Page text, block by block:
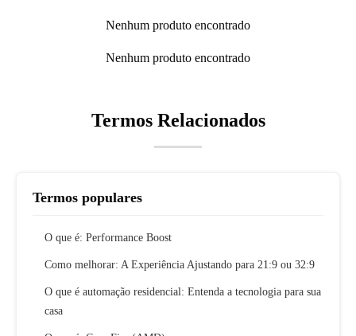
Nenhum produto encontrado
Nenhum produto encontrado
Termos Relacionados
Termos populares
O que é: Performance Boost
Como melhorar: A Experiência Ajustando para 21:9 ou 32:9
O que é automação residencial: Entenda a tecnologia para sua
casa